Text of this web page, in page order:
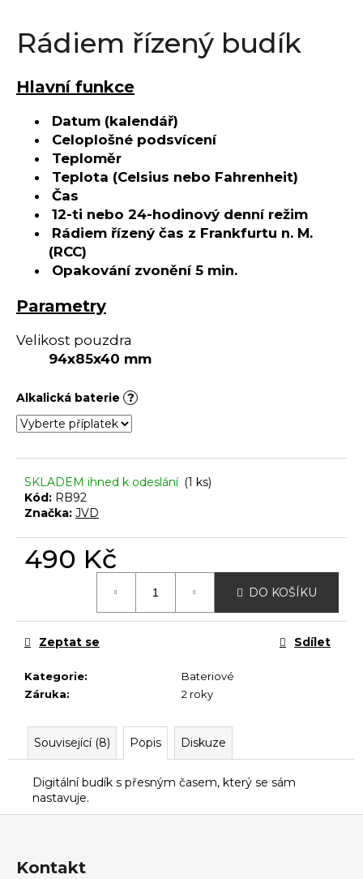
Rádiem řízený budík
Hlavní funkce
Datum (kalendář)
Celoplošné podsvícení
Teploměr
Teplota (Celsius nebo Fahrenheit)
Čas
12-ti nebo 24-hodinový denní režim
Rádiem řízený čas z Frankfurtu n. M.
(RCC)
Opakování zvonění 5 min.
Parametry
Velikost pouzdra
94x85x40 mm
Alkalická baterie ?
SKLADEM ihned k odeslání (1 ks)
Kód: RB92
Značka: JVD
490 Kč
DO KOŠÍKU
Kategorie:
Bateriové
Záruka: 2 roky
Zeptat se Sdílet
Související (8) Popis Diskuze
Digitální budík s přesným časem, který se sám
nastavuje.
t
HLEDAT
o
r
u
j
e
m
e
Kontakt